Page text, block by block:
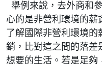
舉例來說，去外商和
心的是非營利環境的
了解國際非營利環境
銷，比對這之間的落差
想要的生活。若是足夠